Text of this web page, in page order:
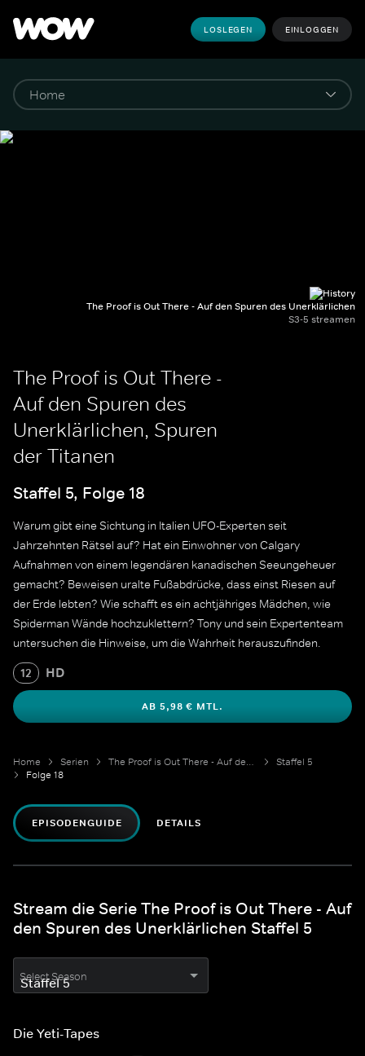
LOSLEGEN EINLOGGEN
The Proof is Out There - Auf den Spuren des Unerklärlichen
S3-5 streamen
The Proof is Out There -
Auf den Spuren des
Unerklärlichen, Spuren
der Titanen
Staffel 5, Folge 18
Warum gibt eine Sichtung in Italien UFO-Experten seit
Jahrzehnten Rätsel auf? Hat ein Einwohner von Calgary
Aufnahmen von einem legendären kanadischen Seeungeheuer
gemacht? Beweisen uralte Fußabdrücke, dass einst Riesen auf
der Erde lebten? Wie schafft es ein achtjähriges Mädchen, wie
Spiderman Wände hochzuklettern? Tony und sein Expertenteam
untersuchen die Hinweise, um die Wahrheit herauszufinden.
12 HD
AB 5,98 € MTL.
Home Serien The Proof is Out There - Auf den Spuren des Unerklärlichen
Staffel 5
Folge 18
EPISODENGUIDE DETAILS
Stream die Serie The Proof is Out There - Auf
den Spuren des Unerklärlichen Staffel 5
Select Season
Die Yeti-Tapes